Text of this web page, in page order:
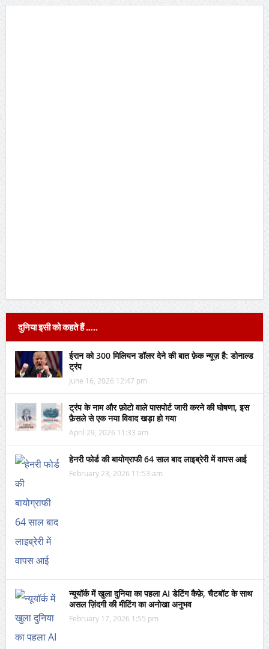
दुनिया इसी को कहते हैं …..
ईरान को 300 मिलियन डॉलर देने की बात फ़ेक न्यूज़ है: डोनाल्ड
ट्रंप
June 16, 2026 12:47 pm
ट्रंप के नाम और फ़ोटो वाले पासपोर्ट जारी करने की घोषणा, इस
फ़ैसले से एक नया विवाद खड़ा हो गया
April 29, 2026 11:33 am
हेनरी फोर्ड की बायोग्राफी 64 साल बाद लाइब्रेरी में वापस आई
February 23, 2026 11:53 am
न्यूयॉर्क में खुला दुनिया का पहला AI डेटिंग कैफ़े, चैटबॉट के साथ
असल ज़िंदगी की मीटिंग का अनोखा अनुभव
February 17, 2026 1:55 pm